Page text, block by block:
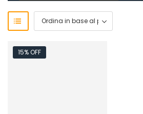
15% OFF